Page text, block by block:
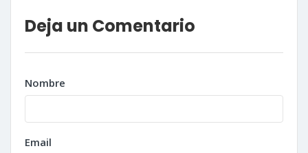
Deja un Comentario
Nombre
Email